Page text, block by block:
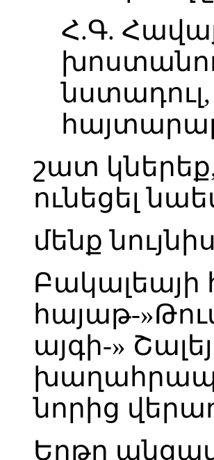
Հ.Գ.
նստադուլ,
շատ
ունեցել
մենք
Բակալեայի
հայաթ-
այգի-»
նորից
Երթը